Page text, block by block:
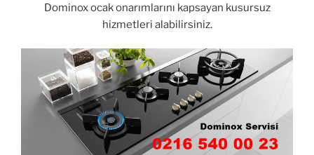
Dominox ocak onarımlarını kapsayan kusursuz
hizmetleri alabilirsiniz.